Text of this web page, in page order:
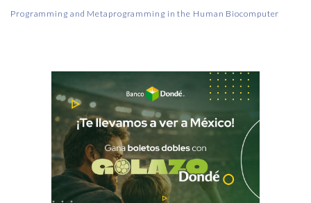
Programming and Metaprogramming in the Human Biocomputer